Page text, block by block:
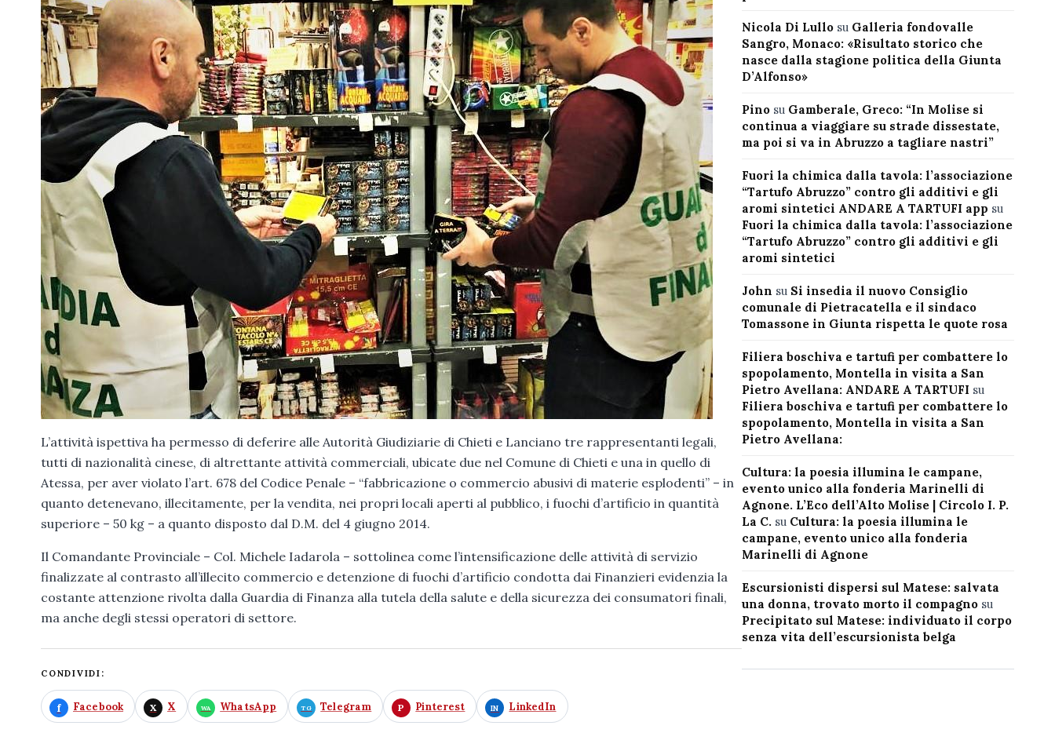
L’attività ispettiva ha permesso di deferire alle Autorità Giudiziarie di Chieti e Lanciano tre rappresentanti legali,
tutti di nazionalità cinese, di altrettante attività commerciali, ubicate due nel Comune di Chieti e una in quello di
Atessa, per aver violato l’art. 678 del Codice Penale – “fabbricazione o commercio abusivi di materie esplodenti” – in
quanto detenevano, illecitamente, per la vendita, nei propri locali aperti al pubblico, i fuochi d’artificio in quantità
superiore – 50 kg – a quanto disposto dal D.M. del 4 giugno 2014.
Il Comandante Provinciale – Col. Michele Iadarola – sottolinea come l’intensificazione delle attività di servizio
finalizzate al contrasto all’illecito commercio e detenzione di fuochi d’artificio condotta dai Finanzieri evidenzia la
costante attenzione rivolta dalla Guardia di Finanza alla tutela della salute e della sicurezza dei consumatori finali,
ma anche degli stessi operatori di settore.
CONDIVIDI:
Facebook X WhatsApp Telegram Pinterest LinkedIn
Nicola Di Lullosu Galleria fondovalle
Sangro, Monaco: «Risultato storico che
nasce dalla stagione politica della Giunta
D’Alfonso»
Pinosu Gamberale, Greco: “In Molise si
continua a viaggiare su strade dissestate,
ma poi si va in Abruzzo a tagliare nastri”
Fuori la chimica dalla tavola: l’associazione
“Tartufo Abruzzo” contro gli additivi e gli
aromi sintetici ANDARE A TARTUFI app su
Fuori la chimica dalla tavola: l’associazione
“Tartufo Abruzzo” contro gli additivi e gli
aromi sintetici
John su Si insedia il nuovo Consiglio
comunale di Pietracatella e il sindaco
Tomassone in Giunta rispetta le quote rosa
Filiera boschiva e tartufi per combattere lo
spopolamento, Montella in visita a San
Pietro Avellana: ANDARE A TARTUFI su
Filiera boschiva e tartufi per combattere lo
spopolamento, Montella in visita a San
Pietro Avellana:
Cultura: la poesia illumina le campane,
evento unico alla fonderia Marinelli di
Agnone. L’Eco dell’Alto Molise | Circolo I. P.
La C. su Cultura: la poesia illumina le
campane, evento unico alla fonderia
Marinelli di Agnone
Escursionisti dispersi sul Matese: salvata
una donna, trovato morto il compagnosu
Precipitato sul Matese: individuato il corpo
senza vita dell’escursionista belga